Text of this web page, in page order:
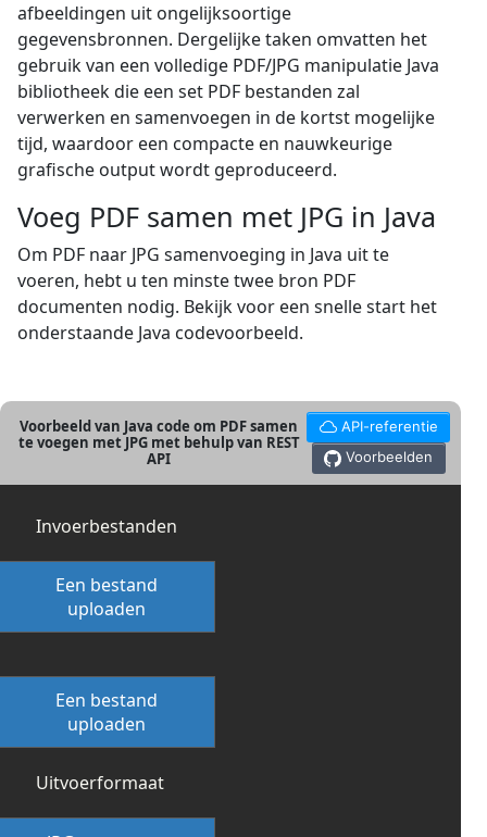
afbeeldingen uit ongelijksoortige
gegevensbronnen. Dergelijke taken omvatten het
gebruik van een volledige PDF/JPG manipulatie Java
bibliotheek die een set PDF bestanden zal
verwerken en samenvoegen in de kortst mogelijke
tijd, waardoor een compacte en nauwkeurige
grafische output wordt geproduceerd.
Voeg PDF samen met JPG in Java
Om PDF naar JPG samenvoeging in Java uit te
voeren, hebt u ten minste twee bron PDF
documenten nodig. Bekijk voor een snelle start het
onderstaande Java codevoorbeeld.
Voorbeeld van Java code om PDF samen
te voegen met JPG met behulp van REST
API
API-referentie
Voorbeelden
Invoerbestanden
Een bestand
uploaden
Een bestand
uploaden
Uitvoerformaat